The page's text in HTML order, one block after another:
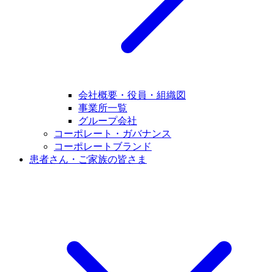
会社概要・役員・組織図
事業所一覧
グループ会社
コーポレート・ガバナンス
コーポレートブランド
患者さん・ご家族の皆さま